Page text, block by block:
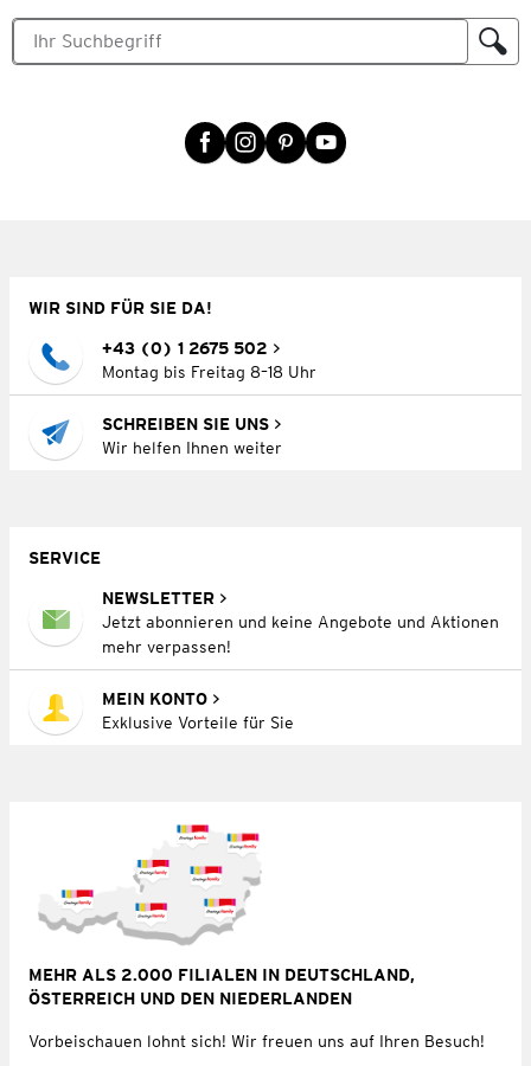
WIR SIND FÜR SIE DA!
+43 (0) 1 2675 502
Montag bis Freitag 8–18 Uhr
SCHREIBEN SIE UNS
Wir helfen Ihnen weiter
SERVICE
NEWSLETTER
Jetzt abonnieren und keine Angebote und Aktionen
mehr verpassen!
MEIN KONTO
Exklusive Vorteile für Sie
MEHR ALS 2.000 FILIALEN IN DEUTSCHLAND,
ÖSTERREICH UND DEN NIEDERLANDEN
Vorbeischauen lohnt sich! Wir freuen uns auf Ihren Besuch!